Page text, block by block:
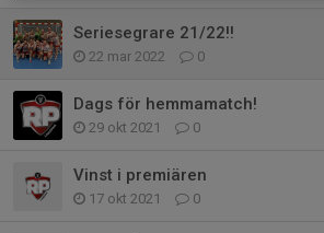
Seriesegrare 21/22!!
22 mar 2022 0
Dags för hemmamatch!
29 okt 2021 0
Vinst i premiären
17 okt 2021 0